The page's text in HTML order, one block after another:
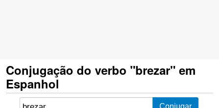
Conjugação do verbo "brezar" em
Espanhol